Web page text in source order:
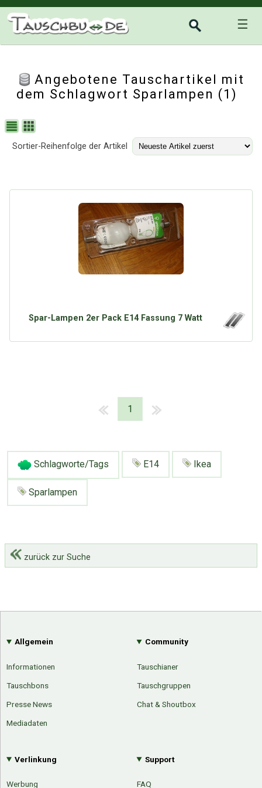
☰
Angebotene Tauschartikel mit
dem Schlagwort Sparlampen (1)
Sortier-Reihenfolge der Artikel
Spar-Lampen 2er Pack E14 Fassung 7 Watt
1
Schlagworte/Tags E14 Ikea
Sparlampen
zurück zur Suche
Allgemein
Informationen
Tauschbons
Presse News
Mediadaten
Community
Tauschianer
Tauschgruppen
Chat & Shoutbox
Verlinkung
Werbung
Support
FAQ